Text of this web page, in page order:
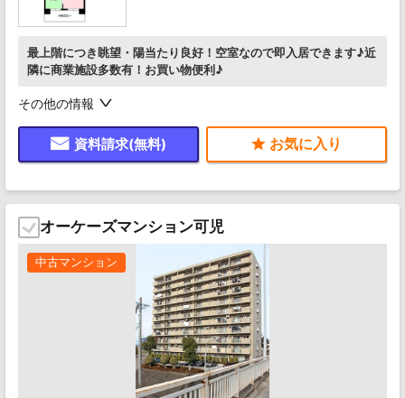
最上階につき眺望・陽当たり良好！空室なので即入居できます♪近
隣に商業施設多数有！お買い物便利♪
その他の情報
資料請求(無料)
オーケーズマンション可児
中古マンション